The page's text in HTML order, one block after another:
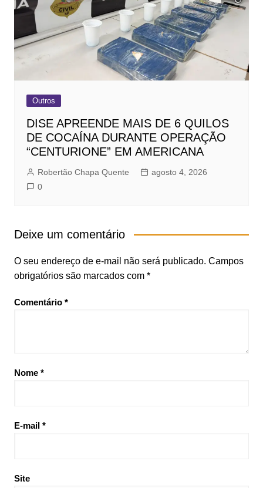
Outros
DISE APREENDE MAIS DE 6 QUILOS
DE COCAÍNA DURANTE OPERAÇÃO
“CENTURIONE” EM AMERICANA
Robertão Chapa Quente
agosto 4, 2026
0
Deixe um comentário
O seu endereço de e-mail não será publicado. Campos
obrigatórios são marcados com *
Comentário *
Nome *
E-mail *
Site